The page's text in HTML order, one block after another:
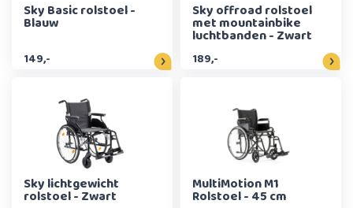
Sky Basic rolstoel -
Blauw
149,-
Sky offroad rolstoel
met mountainbike
luchtbanden - Zwart
189,-
Sky lichtgewicht
rolstoel - Zwart
MultiMotion M1
Rolstoel - 45 cm